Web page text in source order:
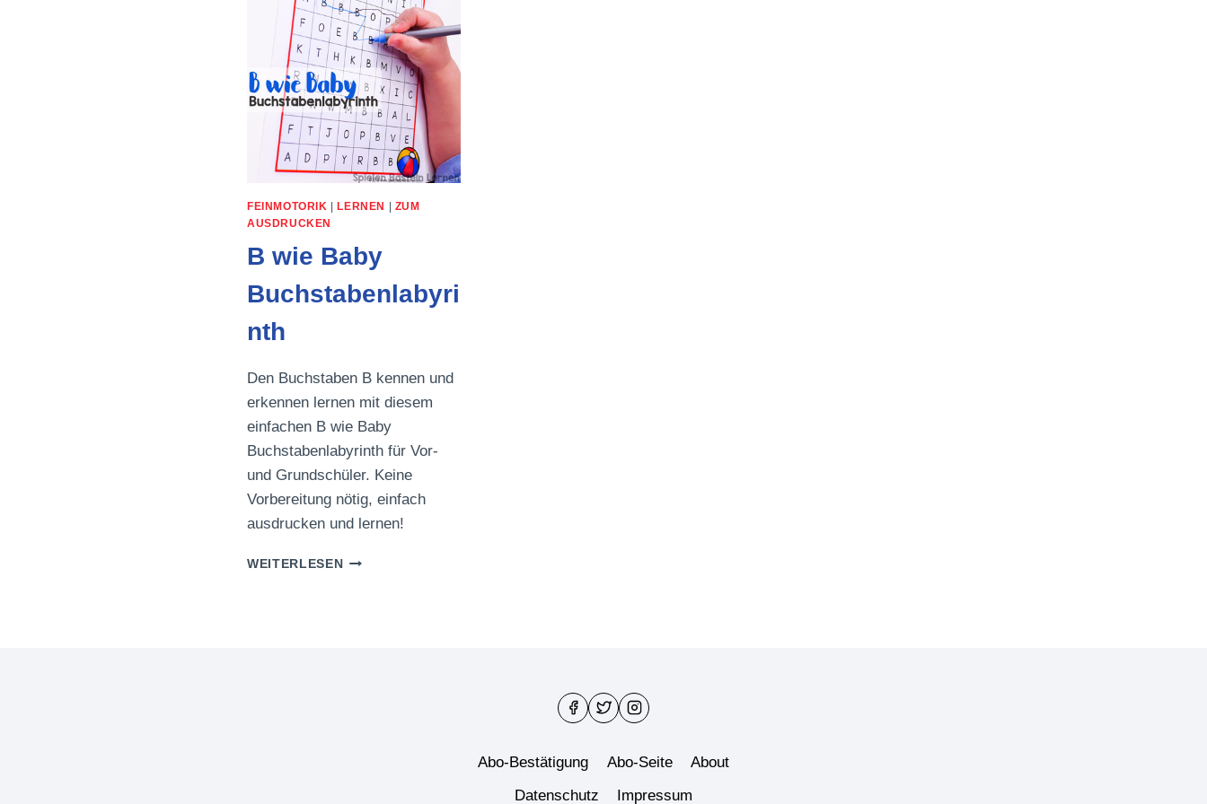
FEINMOTORIK LERNEN
ZUM
AUSDRUCKEN
B wie Baby
Buchstabenlabyri
nth
Den Buchstaben B kennen und
erkennen lernen mit diesem
einfachen B wie Baby
Buchstabenlabyrinth für Vor-
und Grundschüler. Keine
Vorbereitung nötig, einfach
ausdrucken und lernen!
WEITERLESENB
Abo-Bestätigung Abo-Seite
About
Datenschutz
Impressum